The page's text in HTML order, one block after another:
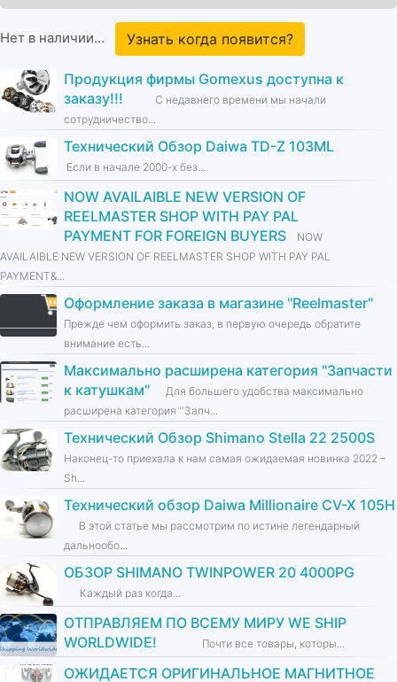
Нет в наличии... Узнать когда появится?
Продукция фирмы Gomexus доступна к
заказу!!!
С недавнего времени мы начали
сотрудничество...
Технический Обзор Daiwa TD-Z 103ML
Если в начале 2000-х без...
NOW AVAILAIBLE NEW VERSION OF
REELMASTER SHOP WITH PAY PAL
PAYMENT FOR FOREIGN BUYERS
NOW
AVAILAIBLE NEW VERSION OF REELMASTER SHOP WITH PAY PAL
PAYMENT&...
Оформление заказа в магазине ''Reelmaster''
Прежде чем оформить заказ, в первую очередь обратите
внимание есть...
Максимально расширена категория ''Запчасти
к катушкам''
Для большего удобства максимально
расширена категория ''Запч...
Технический Обзор Shimano Stella 22 2500S
Наконец-то приехала к нам самая ожидаемая новинка 2022 –
Sh...
Технический обзор Daiwa Millionaire CV-X 105H
В этой статье мы рассмотрим по истине легендарный
дальнообо...
ОБЗОР SHIMANO TWINPOWER 20 4000PG
Каждый раз когда...
ОТПРАВЛЯЕМ ПО ВСЕМУ МИРУ WE SHIP
WORLDWIDE!
Почти все товары, которы...
ОЖИДАЕТСЯ ОРИГИНАЛЬНОЕ МАГНИТНОЕ